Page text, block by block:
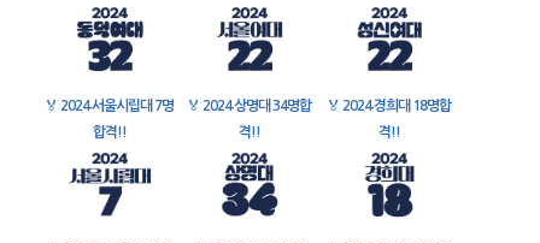
🏅 2024 서울시립대 7명
합격!!
🏅 2024 상명대 34명합
격!!
🏅 2024 경희대 18명합
격!!